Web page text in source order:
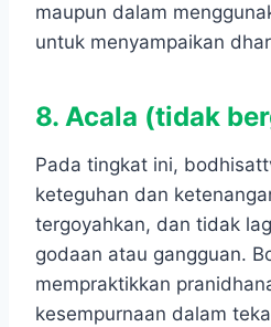
maupun dalam
untuk menyampaikan
8. Acala (tidak
Pada tingkat ini,
keteguhan dan
tergoyahkan, dan tidak
godaan atau gangguan.
mempraktikkan
kesempurnaan dalam